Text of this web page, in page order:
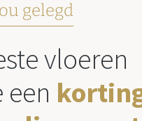
gelegd
vloeren
een